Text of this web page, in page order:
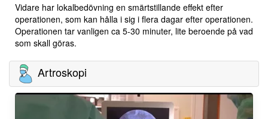
Vidare har lokalbedövning en smärtstillande effekt efter
operationen, som kan hålla i sig i flera dagar efter operationen.
Operationen tar vanligen ca 5-30 minuter, lite beroende på vad
som skall göras.
Artroskopi